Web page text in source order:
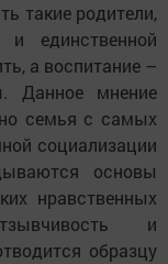
такие родители,
и единственной
а воспитание –
Данное мнение
семья с самых
социализации
основы
нравственных
и
образцу